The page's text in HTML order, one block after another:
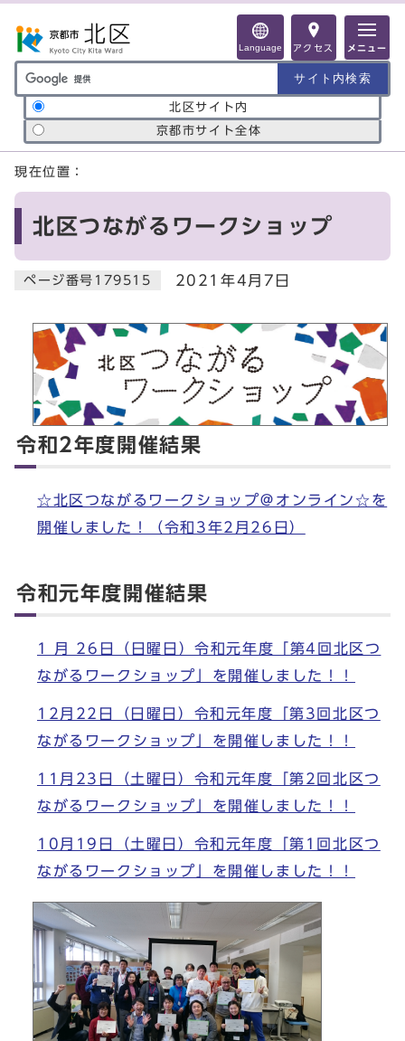
Language アクセス メニュー
サイト内検索の範囲
北区サイト内
京都市サイト全体
ここから本文です
現在位置：
北区つながるワークショップ
ページ番号179515 2021年4月7日
令和2年度開催結果
☆北区つながるワークショップ＠オンライン☆を
開催しました！（令和3年2月26日）
令和元年度開催結果
1 月 26日（日曜日）令和元年度「第4回北区つ
ながるワークショップ」を開催しました！！
12月22日（日曜日）令和元年度「第3回北区つ
ながるワークショップ」を開催しました！！
11月23日（土曜日）令和元年度「第2回北区つ
ながるワークショップ」を開催しました！！
10月19日（土曜日）令和元年度「第1回北区つ
ながるワークショップ」を開催しました！！